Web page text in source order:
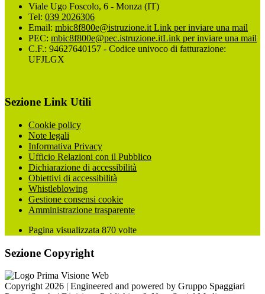
Viale Ugo Foscolo, 6 - Monza (IT)
Tel: 039 2026306
Email: mbic8f800e@istruzione.it Link per inviare una mail
PEC: mbic8f800e@pec.istruzione.itLink per inviare una mail
C.F.: 94627640157 - Codice univoco di fatturazione:
UFJLGX
Sezione Link Utili
Cookie policy
Note legali
Informativa Privacy
Ufficio Relazioni con il Pubblico
Dichiarazione di accessibilità
Obiettivi di accessibilità
Whistleblowing
Gestione consensi cookie
Amministrazione trasparente
Pagina visualizzata 870 volte
Sezione Copyright
Copyright 2026 | Engineered and powered by Gruppo Spaggiari